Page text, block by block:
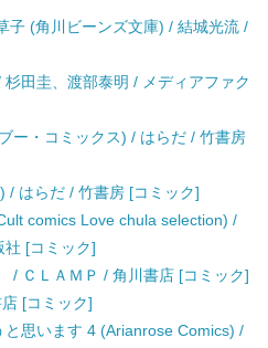
子 (角川ビーンズ文庫) / 結城光流 /
田圭、渡部泰明 / メディアファク
ー・コミックス) / はらだ / 竹書房
/ はらだ / 竹書房 [コミック]
comics Love chula selection) /
社 [コミック]
/ ＣＬＡＭＰ / 角川書店 [コミック]
[コミック]
思います 4 (Arianrose Comics) /